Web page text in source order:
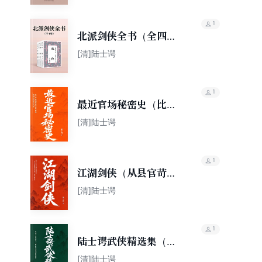
北派剑侠全书（全四
册）
[清]陆士谔
1
最近官场秘密史（比
《官场现形记》更生猛
[清]陆士谔
1
江湖剑侠（从县官苛政
到侠客横行，一本书看
[清]陆士谔
1
陆士谔武侠精选集（血
滴子传说源头，尘封百
[清]陆士谔
1